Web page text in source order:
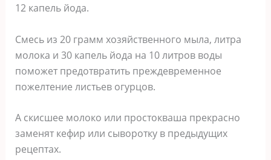
12 капель йода.
Смесь из 20 грамм хозяйственного мыла, литра
молока и 30 капель йода на 10 литров воды
поможет предотвратить преждевременное
пожелтение листьев огурцов.
А скисшее молоко или простокваша прекрасно
заменят кефир или сыворотку в предыдущих
рецептах.